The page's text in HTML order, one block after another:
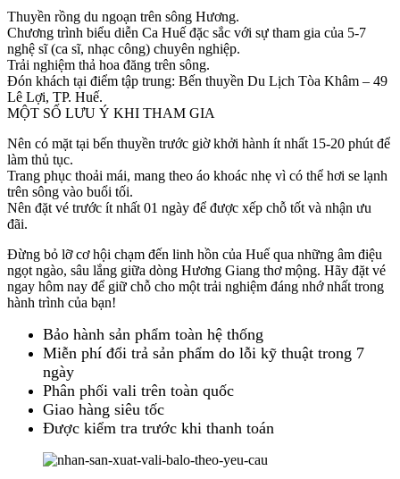
Thuyền rồng du ngoạn trên sông Hương.
Chương trình biểu diễn Ca Huế đặc sắc với sự tham gia của 5-7
nghệ sĩ (ca sĩ, nhạc công) chuyên nghiệp.
Trải nghiệm thả hoa đăng trên sông.
Đón khách tại điểm tập trung: Bến thuyền Du Lịch Tòa Khâm – 49
Lê Lợi, TP. Huế.
MỘT SỐ LƯU Ý KHI THAM GIA
Nên có mặt tại bến thuyền trước giờ khởi hành ít nhất 15-20 phút để
làm thủ tục.
Trang phục thoải mái, mang theo áo khoác nhẹ vì có thể hơi se lạnh
trên sông vào buổi tối.
Nên đặt vé trước ít nhất 01 ngày để được xếp chỗ tốt và nhận ưu
đãi.
Đừng bỏ lỡ cơ hội chạm đến linh hồn của Huế qua những âm điệu
ngọt ngào, sâu lắng giữa dòng Hương Giang thơ mộng. Hãy đặt vé
ngay hôm nay để giữ chỗ cho một trải nghiệm đáng nhớ nhất trong
hành trình của bạn!
Bảo hành sản phẩm toàn hệ thống
Miễn phí đổi trả sản phẩm do lỗi kỹ thuật trong 7
ngày
Phân phối vali trên toàn quốc
Giao hàng siêu tốc
Được kiểm tra trước khi thanh toán